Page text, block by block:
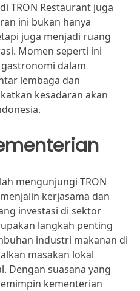
TRON Restaurant juga
ini bukan hanya
juga menjadi ruang
Momen seperti ini
dalam
lembaga dan
kesadaran akan
mengunjungi TRON
kerjasama dan
investasi di sektor
langkah penting
industri makanan di
masakan lokal
Dengan suasana yang
kementerian